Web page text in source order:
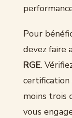
Pour
devez faire
RGE.
moins trois
vous